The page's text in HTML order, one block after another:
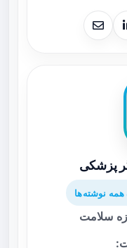
پزشکی
نوشته‌ها
سلامت